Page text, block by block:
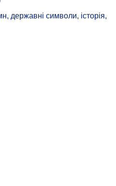
державні символи, історія,